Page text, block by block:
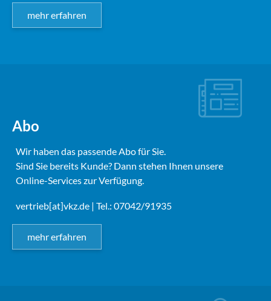
mehr erfahren
Abo
Wir haben das passende Abo für Sie.
Sind Sie bereits Kunde? Dann stehen Ihnen unsere
Online-Services zur Verfügung.
vertrieb[at]vkz.de | Tel.: 07042/91935
mehr erfahren